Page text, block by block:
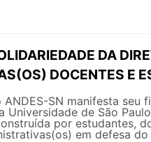
DA
DOCENTES E
SN manifesta seu
Universidade de São
por estudantes,
em defesa do